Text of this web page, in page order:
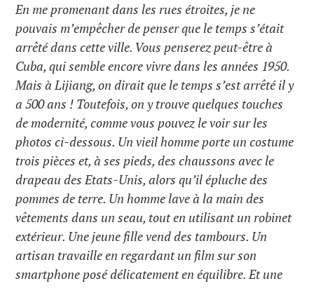
En me promenant dans les rues étroites, je ne
pouvais m’empêcher de penser que le temps s’était
arrêté dans cette ville. Vous penserez peut-être à
Cuba, qui semble encore vivre dans les années 1950.
Mais à Lijiang, on dirait que le temps s’est arrêté il y
a 500 ans ! Toutefois, on y trouve quelques touches
de modernité, comme vous pouvez le voir sur les
photos ci-dessous. Un vieil homme porte un costume
trois pièces et, à ses pieds, des chaussons avec le
drapeau des Etats-Unis, alors qu’il épluche des
pommes de terre. Un homme lave à la main des
vêtements dans un seau, tout en utilisant un robinet
extérieur. Une jeune fille vend des tambours. Un
artisan travaille en regardant un film sur son
smartphone posé délicatement en équilibre. Et une